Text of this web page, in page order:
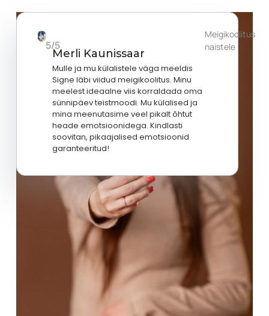
5/5
Merli Kaunissaar
Mulle ja mu külalistele väga meeldis
Signe läbi viidud meigikoolitus. Minu
meelest ideaalne viis korraldada oma
sünnipäev teistmoodi. Mu külalised ja
mina meenutasime veel pikalt õhtut
heade emotsioonidega. Kindlasti
soovitan, pikaajalised emotsioonid
garanteeritud!
Meigikoolitus
naistele